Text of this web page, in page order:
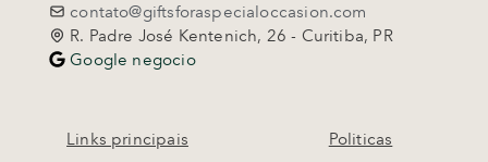
contato@giftsforaspecialoccasion.com
R. Padre José Kentenich, 26 - Curitiba, PR
Google negocio
Links principais Politicas